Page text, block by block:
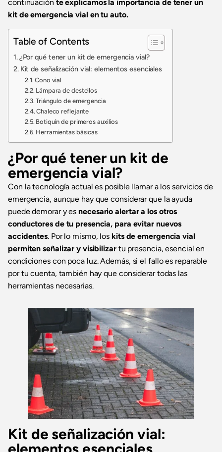
continuación te explicamos la importancia de tener un
kit de emergencia vial en tu auto.
Table of Contents
¿Por qué tener un kit de emergencia vial?
Kit de señalización vial: elementos esenciales
Cono vial
Lámpara de destellos
Triángulo de emergencia
Chaleco reflejante
Botiquín de primeros auxilios
Herramientas básicas
¿Por qué tener un kit de
emergencia vial?
Con la tecnología actual es posible llamar a los servicios de
emergencia, aunque hay que considerar que la ayuda
puede demorar y es necesario alertar a los otros
conductores de tu presencia, para evitar nuevos
accidentes. Por lo mismo, los kits de emergencia vial
permiten señalizar y visibilizartu presencia, esencial en
condiciones con poca luz. Además, si el fallo es reparable
por tu cuenta, también hay que considerar todas las
herramientas necesarias.
Kit de señalización vial: